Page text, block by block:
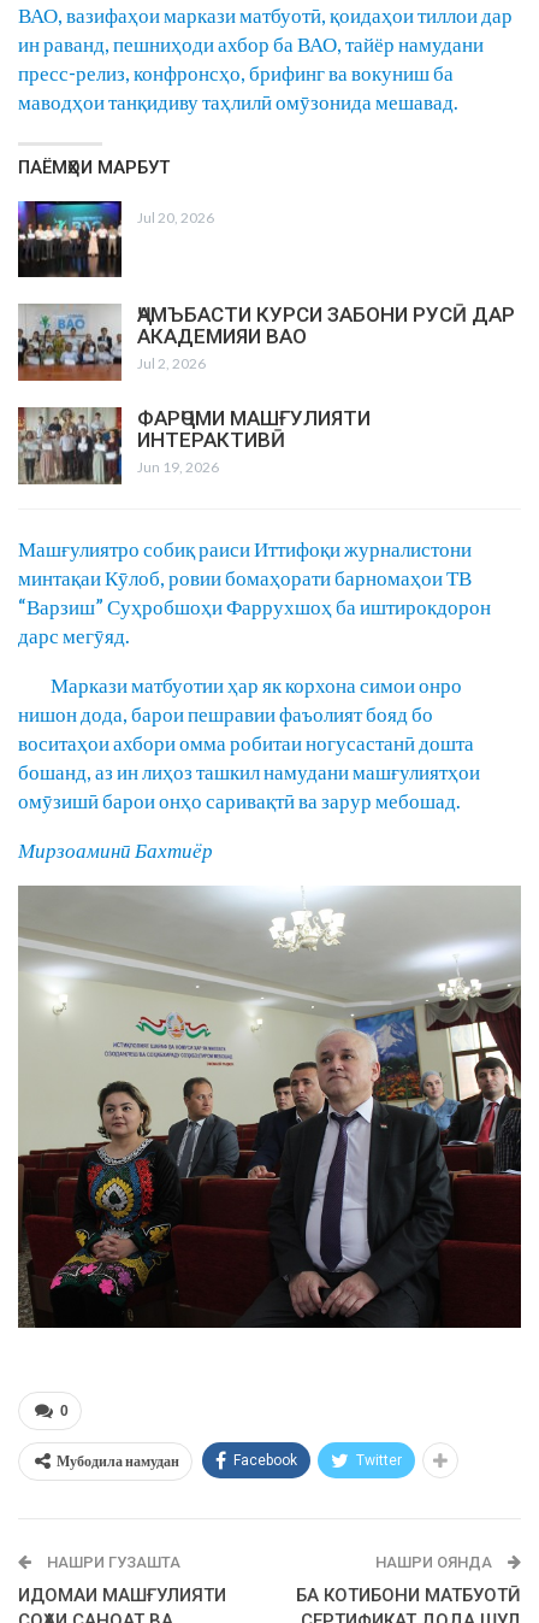
ВАО, вазифаҳои маркази матбуотӣ, қоидаҳои тиллои дар
ин раванд, пешниҳоди ахбор ба ВАО, тайёр намудани
пресс-релиз, конфронсҳо, брифинг ва вокуниш ба
маводҳои танқидиву таҳлилӣ омӯзонида мешавад.
ПАЁМҲОИ МАРБУТ
Jul 20, 2026
ҶАМЪБАСТИ КУРСИ ЗАБОНИ РУСӢ ДАР
АКАДЕМИЯИ ВАО
Jul 2, 2026
ФАРҶОМИ МАШҒУЛИЯТИ
ИНТЕРАКТИВӢ
Jun 19, 2026
Машғулиятро собиқ раиси Иттифоқи журналистони
минтақаи Кӯлоб, ровии бомаҳорати барномаҳои ТВ
“Варзиш” Суҳробшоҳи Фаррухшоҳ ба иштирокдорон
дарс мегӯяд.
Маркази матбуотии ҳар як корхона симои онро
нишон дода, барои пешравии фаъолият бояд бо
воситаҳои ахбори омма робитаи ногусастанӣ дошта
бошанд, аз ин лиҳоз ташкил намудани машғулиятҳои
омӯзишӣ барои онҳо саривақтӣ ва зарур мебошад.
Мирзоаминӣ Бахтиёр
0
Мубодила намудан Facebook Twitter
НАШРИ ГУЗАШТА
ИДОМАИ МАШҒУЛИЯТИ
НАШРИ ОЯНДА
БА КОТИБОНИ МАТБУОТӢ